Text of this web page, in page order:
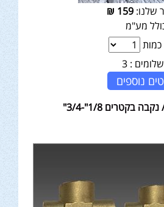
שלנו:159
₪
מע"מ
:
3
נוספים
בקטרים 1/8"-3/4"